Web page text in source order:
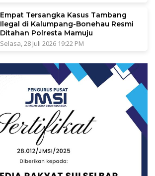
Empat Tersangka Kasus Tambang
Ilegal di Kalumpang-Bonehau Resmi
Ditahan Polresta Mamuju
Selasa, 28 Juli 2026 19:22 PM